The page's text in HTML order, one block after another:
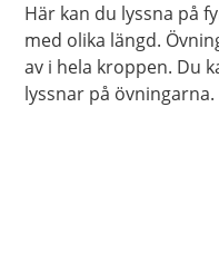
Här kan du lyssna på
med olika längd.
av i hela kroppen. Du
lyssnar på övningarna.